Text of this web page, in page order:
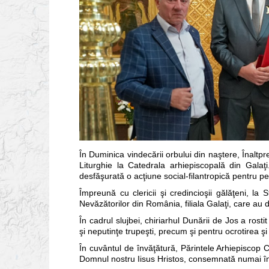
În Duminica vindecării orbului din naştere,
Liturghie la Catedrala arhiepiscopală din
desfăşurată o acţiune social-filantropică pentru
Împreună cu clericii şi credincioşii gălăţeni, la
Nevăzătorilor din România, filiala Galaţi, care
În cadrul slujbei, chiriarhul Dunării de Jos a
şi neputinţe trupeşti, precum şi pentru ocrotirea
În cuvântul de învăţătură, Părintele Arhiepiscop
Domnul nostru Iisus Hristos, consemnată numai